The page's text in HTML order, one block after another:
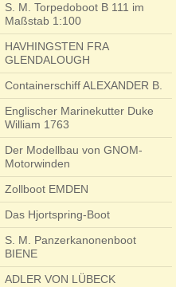
S. M. Torpedoboot B 111 im
Maßstab 1:100
HAVHINGSTEN FRA
GLENDALOUGH
Containerschiff ALEXANDER B.
Englischer Marinekutter Duke
William 1763
Der Modellbau von GNOM-
Motorwinden
Zollboot EMDEN
Das Hjortspring-Boot
S. M. Panzerkanonenboot
BIENE
ADLER VON LÜBECK